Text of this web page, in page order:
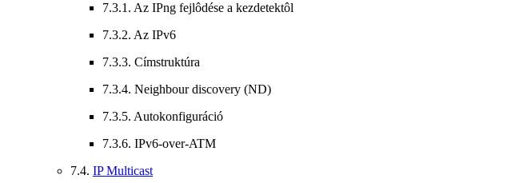
7.3.1. Az IPng fejlôdése a kezdetektôl
7.3.2. Az IPv6
7.3.3. Címstruktúra
7.3.4. Neighbour discovery (ND)
7.3.5. Autokonfiguráció
7.3.6. IPv6-over-ATM
7.4. IP Multicast